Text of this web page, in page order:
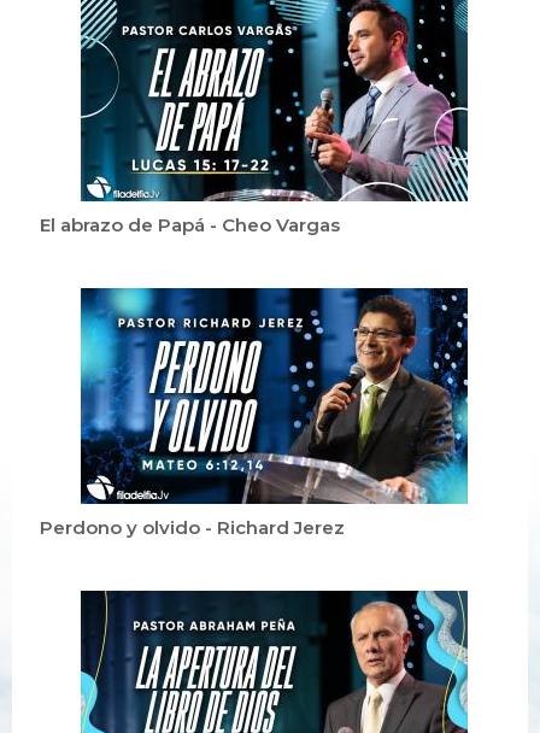
El abrazo de Papá - Cheo Vargas
Perdono y olvido - Richard Jerez